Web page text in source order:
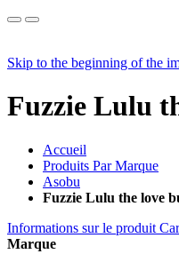
Skip to the beginning of the
Fuzzie Lulu
Accueil
Produits Par Marque
Asobu
Fuzzie Lulu the love
Informations sur le produit
Marque